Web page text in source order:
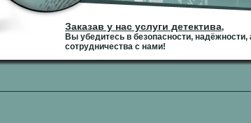
Заказав у нас услуги детектива,
Вы убедитесь в безопасности,
сотрудничества с нами!